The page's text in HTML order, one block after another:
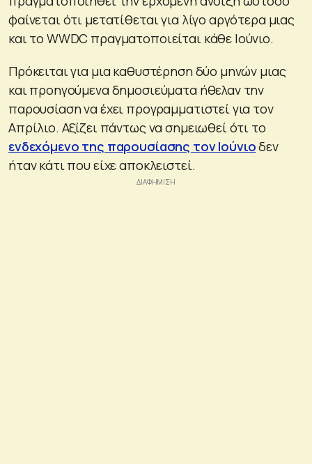
φαίνεται ότι μετατίθεται για λίγο αργότερα μιας
και το WWDC πραγματοποιείται κάθε Ιούνιο.
Πρόκειται για μια καθυστέρηση δύο μηνών μιας
και προηγούμενα δημοσιεύματα ήθελαν την
παρουσίαση να έχει προγραμματιστεί για τον
Απρίλιο. Αξίζει πάντως να σημειωθεί ότι το
ενδεχόμενο της παρουσίασης τον Ιούνιοδεν
ήταν κάτι που είχε αποκλειστεί.